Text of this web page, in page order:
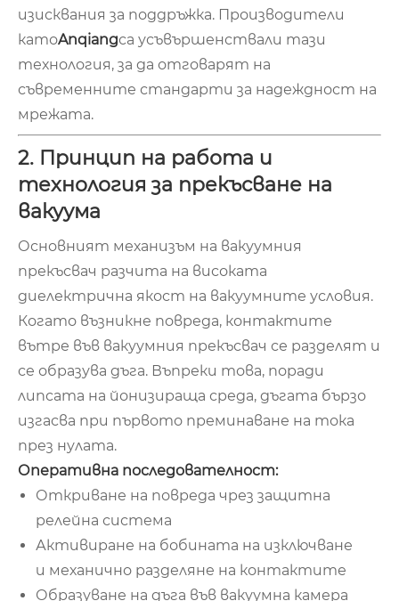
изисквания за поддръжка. Производители
катоAnqiangса усъвършенствали тази
технология, за да отговарят на
съвременните стандарти за надеждност на
мрежата.
2. Принцип на работа и
технология за прекъсване на
вакуума
Основният механизъм на вакуумния
прекъсвач разчита на високата
диелектрична якост на вакуумните условия.
Когато възникне повреда, контактите
вътре във вакуумния прекъсвач се разделят и
се образува дъга. Въпреки това, поради
липсата на йонизираща среда, дъгата бързо
изгасва при първото преминаване на тока
през нулата.
Оперативна последователност:
Откриване на повреда чрез защитна
релейна система
Активиране на бобината на изключване
и механично разделяне на контактите
Образуване на дъга във вакуумна камера